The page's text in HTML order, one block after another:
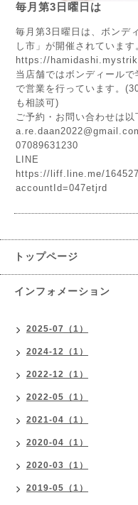
毎月第3日曜日は
毎月第3日曜日は、ボンデ
し市」が開催されています
https://
当店舗ではボンディール
で営業を行っています。
も相談可)
ご予約・お問い合わせは以
07089631230
LINE
https://liff.line.me/
accountId=047etjrd
トップページ
インフォメーション
2025-07（1）
2024-12（1）
2022-12（1）
2022-05（1）
2021-04（1）
2020-04（1）
2020-03（1）
2019-05（1）